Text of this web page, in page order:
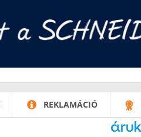
REKLAMÁCIÓ